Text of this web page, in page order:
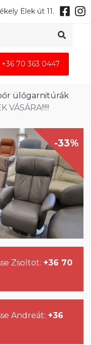
Elek út 11.
70 363 0447
ülőgarnitúrák
VÁSÁRA!!!!!
-33%
Zsoltot: +36 70
Andreát: +36